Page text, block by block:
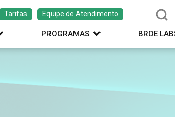
Tarifas Equipe de Atendimento
PROGRAMAS BRDE